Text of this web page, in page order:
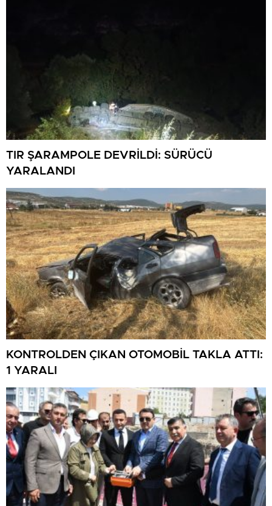
TIR ŞARAMPOLE DEVRİLDİ: SÜRÜCÜ
YARALANDI
KONTROLDEN ÇIKAN OTOMOBİL TAKLA ATTI:
1 YARALI